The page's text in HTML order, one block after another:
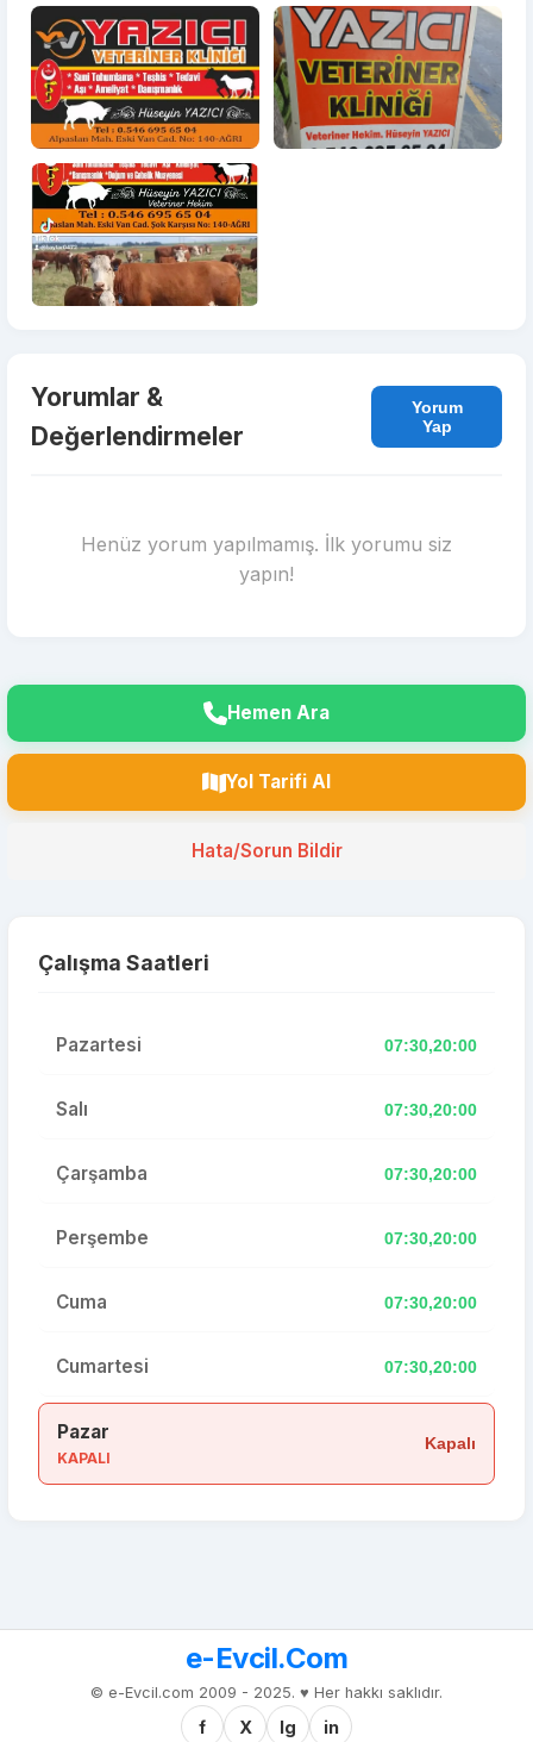
Yorumlar &
Değerlendirmeler
Yorum
Yap
Henüz yorum yapılmamış. İlk yorumu siz
yapın!
Hemen Ara
Yol Tarifi Al
Hata/Sorun Bildir
Çalışma Saatleri
Pazartesi 07:30,20:00
Salı 07:30,20:00
Çarşamba 07:30,20:00
Perşembe 07:30,20:00
Cuma 07:30,20:00
Cumartesi 07:30,20:00
Pazar
KAPALI
Kapalı
e-Evcil.Com
© e-Evcil.com 2009 - 2025. ♥️ Her hakkı saklıdır.
f X Ig in